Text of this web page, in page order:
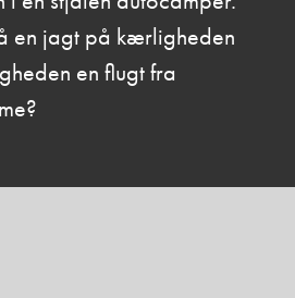
en jagt på kærligheden
en flugt fra